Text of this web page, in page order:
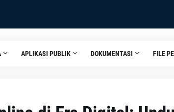
APLIKASI PUBLIK DOKUMENTASI FILE